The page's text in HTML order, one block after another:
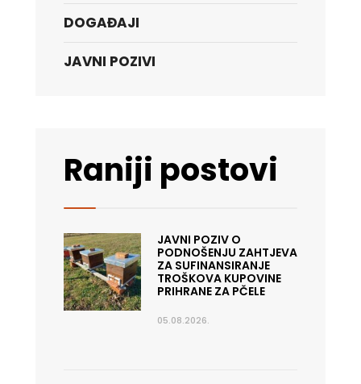
DOGAĐAJI
JAVNI POZIVI
Raniji postovi
JAVNI POZIV O
PODNOŠENJU ZAHTJEVA
ZA SUFINANSIRANJE
TROŠKOVA KUPOVINE
PRIHRANE ZA PČELE
05.08.2026.